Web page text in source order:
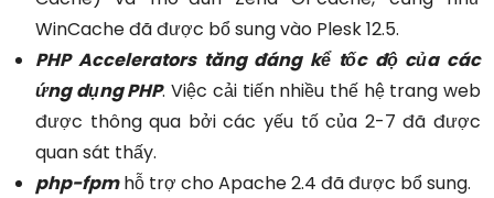
WinCache đã được bổ sung vào Plesk 12.5.
PHP Accelerators tăng đáng kể tốc độ của các
ứng dụng PHP. Việc cải tiến nhiều thế hệ trang web
được thông qua bởi các yếu tố của 2-7 đã được
quan sát thấy.
php-fpmhỗ trợ cho Apache 2.4 đã được bổ sung.